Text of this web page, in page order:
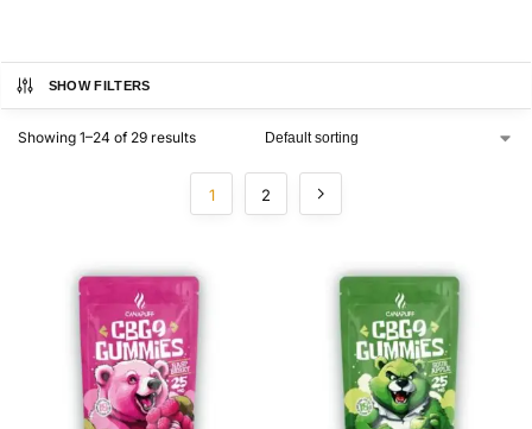
SHOW FILTERS
Showing 1–24 of 29 results
1 2